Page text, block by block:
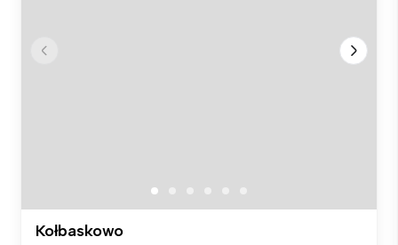
Kołbaskowo